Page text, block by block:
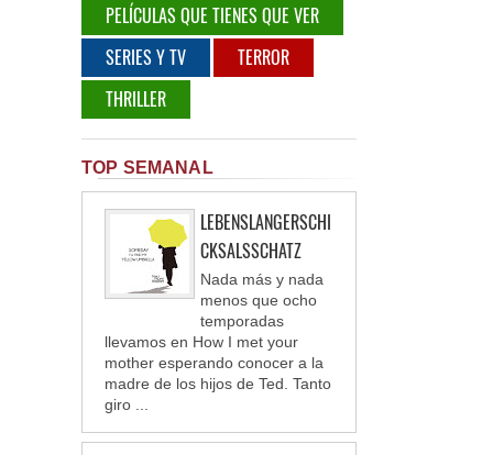
PELÍCULAS QUE TIENES QUE VER
SERIES Y TV
TERROR
THRILLER
TOP SEMANAL
LEBENSLANGERSCHI
CKSALSSCHATZ
Nada más y nada
menos que ocho
temporadas
llevamos en How I met your
mother esperando conocer a la
madre de los hijos de Ted. Tanto
giro ...